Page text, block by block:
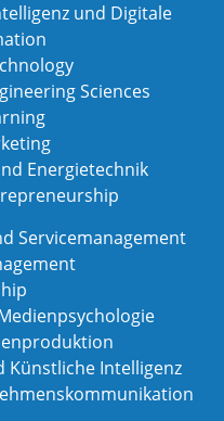
und Digitale
Sciences
Energietechnik
Servicemanagement
Künstliche Intelligenz